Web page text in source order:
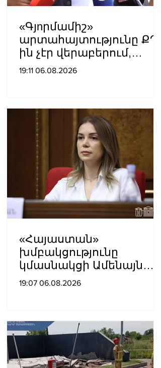
«Գյnրմամիշ»
արտահայտությունը ՔՊ-
ին չէր վերաբերում,
ինձնից բիզնես
Կարապետյան
19:11 06.08.2026
«Հայաստան»
խմբակցությունը
կմասնակցի Ամենայն
Հայոց Կաթողիկոսի
19:07 06.08.2026